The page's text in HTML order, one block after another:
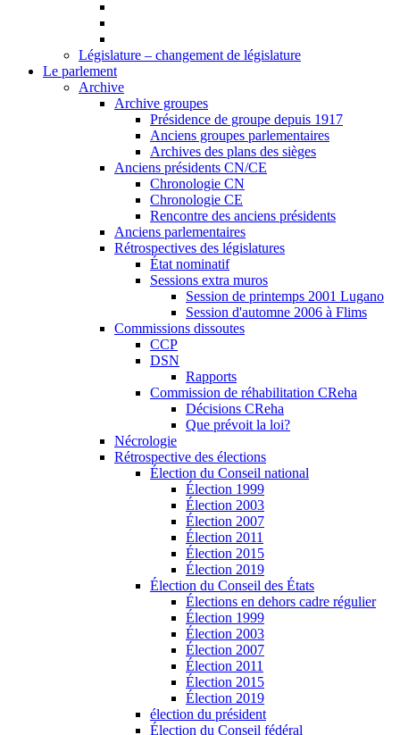
Législature – changement de législature
Le parlement
Archive
Archive groupes
Présidence de groupe depuis 1917
Anciens groupes parlementaires
Archives des plans des sièges
Anciens présidents CN/CE
Chronologie CN
Chronologie CE
Rencontre des anciens présidents
Anciens parlementaires
Rétrospectives des législatures
État nominatif
Sessions extra muros
Session de printemps 2001 Lugano
Session d'automne 2006 à Flims
Commissions dissoutes
CCP
DSN
Rapports
Commission de réhabilitation CReha
Décisions CReha
Que prévoit la loi?
Nécrologie
Rétrospective des élections
Élection du Conseil national
Élection 1999
Élection 2003
Élection 2007
Élection 2011
Élection 2015
Élection 2019
Élection du Conseil des États
Élections en dehors cadre régulier
Élection 1999
Élection 2003
Élection 2007
Élection 2011
Élection 2015
Élection 2019
élection du président
Élection du Conseil fédéral